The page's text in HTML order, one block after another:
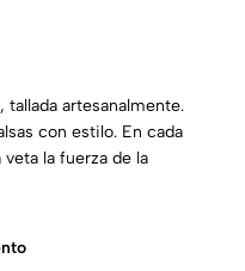
tallada artesanalmente.
con estilo. En cada
la fuerza de la